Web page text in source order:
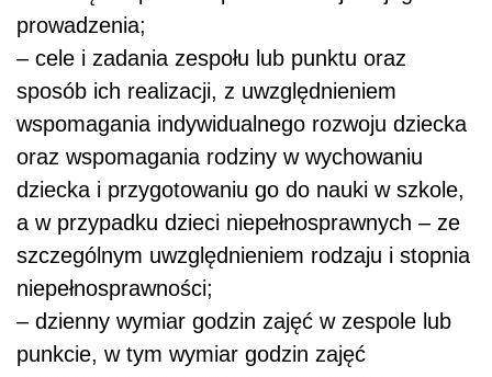
prowadzenia;
– cele i zadania zespołu lub punktu oraz
sposób ich realizacji, z uwzględnieniem
wspomagania indywidualnego rozwoju dziecka
oraz wspomagania rodziny w wychowaniu
dziecka i przygotowaniu go do nauki w szkole,
a w przypadku dzieci niepełnosprawnych – ze
szczególnym uwzględnieniem rodzaju i stopnia
niepełnosprawności;
– dzienny wymiar godzin zajęć w zespole lub
punkcie, w tym wymiar godzin zajęć